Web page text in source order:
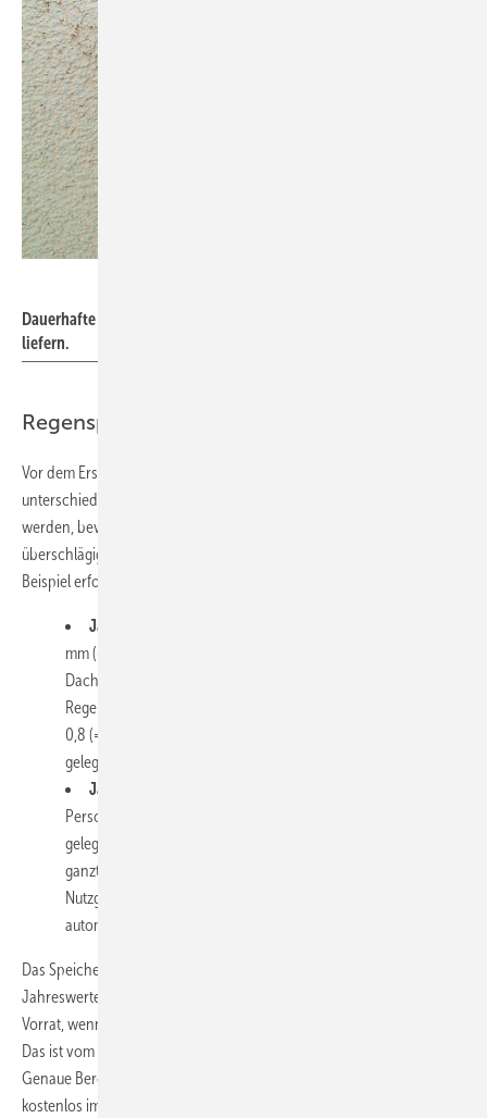
Dauerhafte Kennzeichnung von Anschlüssen, die kein Trinkwasser
liefern.
Regenspeichergröße berechnen
Vor dem Erstellen eines Angebotes sollten mit der Bauherrschaft
unterschiedliche Varianten der Nutzung durchgespielt und diskutiert
werden, bevor die Entscheidung für die Verwendung fällt. Die
überschlägige Bemessung der Anlagengröße kann gemäß folgendem
Beispiel erfolgen:
Jahresertrag in Liter:
mm (= l/m²) x Auffangfläche in m² (Grundriss mit
Dachüberstand bzw. horizontale Projektion zwischen den
Regenrinnen) x Minderungsfaktor
0,8 (= 20 % Abschlag für Benetzungsverluste und
gelegentlichen Speicher­überlauf)
Jahresbedarf in Liter:
Person x 365 Tage (gelegentliche Abwesenheit gleicht
gelegentliche Besucher aus). Tagesbedarf/Person: WC
ganztägig zu Hause 24 l, Waschmaschine 10 l. Pro m²
Nutzgarten addiert man einen Jahresbedarf von 60 l, bei
automatisch beregneter Grünfläche bis zu 200 l.
Das Speichervolumen wird mit 6 % vom kleineren der beiden
Jahreswerte ermittelt und ergibt einen etwa drei Wochen reichenden
Vorrat, wenn der Speicher voll war und es in dieser Zeit nicht regnet.
Das ist vom Kosten-Nutzen-Verhältnis her die sinnvollste Formel.
Genaue Berechnungen bieten Speicher- und Anlagenhersteller
kostenlos im Internet an, alternativ die unabhängige Fachvereinigung